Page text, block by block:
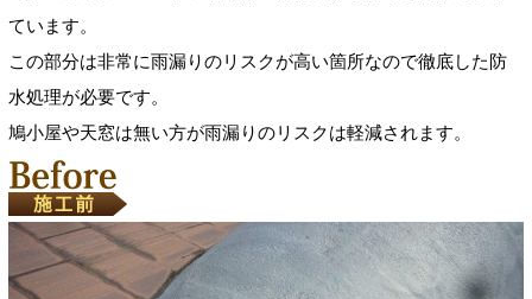
ています。
この部分は非常に雨漏りのリスクが高い箇所なので徹底した防
水処理が必要です。
鳩小屋や天窓は無い方が雨漏りのリスクは軽減されます。